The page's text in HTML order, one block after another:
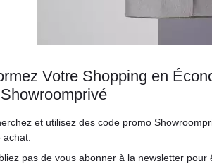
Votre Shopping en
et utilisez des code promo
pas de vous abonner à la newsletter